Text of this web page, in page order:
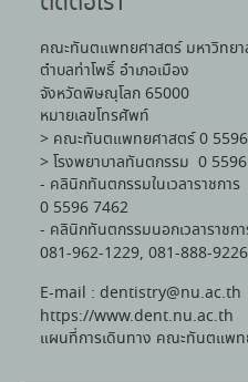
คณะทันตแพทยศาสตร์ มหาวิทยา
ตำบลท่าโพธิ์ อำเภอเมือง
จังหวัดพิษณุโลก 65000
หมายเลขโทรศัพท์
> คณะทันตแพทยศาสตร์ 0
> โรงพยาบาลทันตกรรม 0
- คลินิกทันตกรรมในเวลาราชการ
0 5596 7462
- คลินิกทันตกรรมนอกเวลาราชก
081-962-1229, 081-888-9226
E-mail : dentistry@nu.ac.th
https://www.dent.nu.ac.th
แผนที่การเดินทาง คณะทันตแพ